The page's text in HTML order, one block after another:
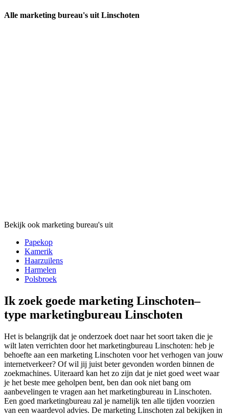
Alle marketing bureau's uit Linschoten
Bekijk ook marketing bureau's uit
Papekop
Kamerik
Haarzuilens
Harmelen
Polsbroek
Ik zoek goede marketing Linschoten–
type marketingbureau Linschoten
Het is belangrijk dat je onderzoek doet naar het soort taken die je
wilt laten verrichten door het marketingbureau Linschoten: heb je
behoefte aan een marketing Linschoten voor het verhogen van jouw
internetverkeer? Of wil jij juist beter gevonden worden binnen de
zoekmachines. Uiteraard kan het zo zijn dat je niet goed weet waar
je het beste mee geholpen bent, ben dan ook niet bang om
aanbevelingen te vragen aan het marketingbureau in Linschoten.
Een goed marketingbureau zal je namelijk ten alle tijden voorzien
van een waardevol advies. De marketing Linschoten zal bekijken in